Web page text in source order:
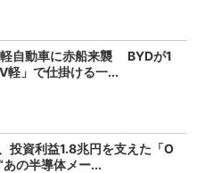
軽自動車に赤船来襲 BYDが1
軽」で仕掛ける一...
投資利益1.8兆円を支えた「O
の半導体メー...